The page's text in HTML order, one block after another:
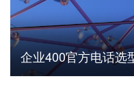
企业400官方电话选